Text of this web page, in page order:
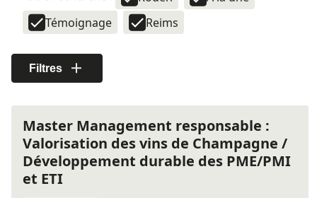
Témoignage
Reims
Filtres
Master Management responsable :
Valorisation des vins de Champagne /
Développement durable des PME/PMI
et ETI